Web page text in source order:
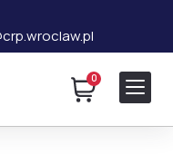
0
Dodaj do koszyka